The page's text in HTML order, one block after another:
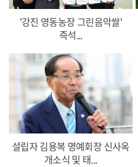
'강진 영동농장 그린음악쌀'
즉석...
설립자 김용복 명예회장 신사옥
개소식 및 태...